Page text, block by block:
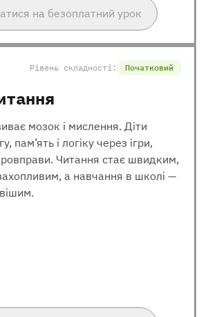
на безоплатний урок
Рівень складності: Початковий
мозок і мислення. Діти
пам’ять і логіку через ігри,
Читання стає швидким,
а навчання в школі —